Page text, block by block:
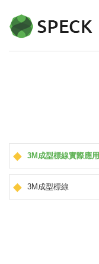
3M成型標線實際應用
3M成型標線